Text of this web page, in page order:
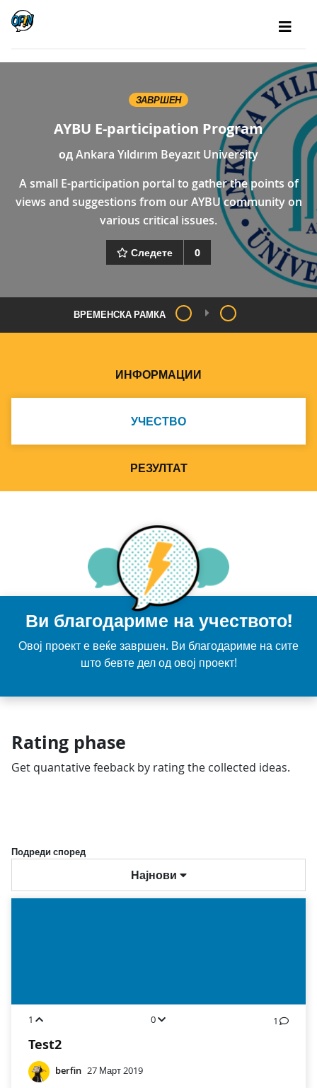
ЗАВРШЕН
AYBU E-participation Program
одAnkara Yıldırım Beyazıt University
A small E-participation portal to gather the points of
views and suggestions from our AYBU community on
various critical issues.
Следете 0
ВРЕМЕНСКА РАМКА
ИНФОРМАЦИИ
УЧЕСТВО
РЕЗУЛТАТ
Ви благодариме на учеството!
Овој проект е веќе завршен. Ви благодариме на сите
што бевте дел од овој проект!
Rating phase
Get quantative feeback by rating the collected ideas.
Подреди според
Најнови
1 0 1
Test2
berfin 27 Март 2019